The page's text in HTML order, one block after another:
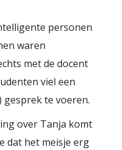
personen
waren
met de docent
viel een
te voeren.
over Tanja komt
dat het meisje erg